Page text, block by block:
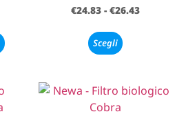
€24.83 - €26.43
Scegli